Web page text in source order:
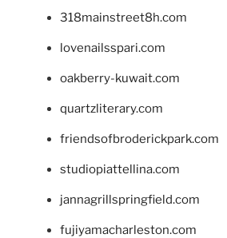
318mainstreet8h.com
lovenailsspari.com
oakberry-kuwait.com
quartzliterary.com
friendsofbroderickpark.com
studiopiattellina.com
jannagrillspringfield.com
fujiyamacharleston.com